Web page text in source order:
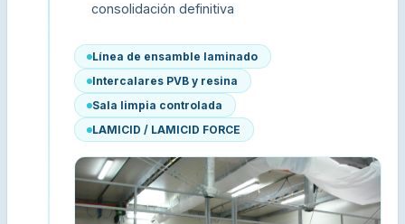
consolidación definitiva
Línea de ensamble laminado
Intercalares PVB y resina
Sala limpia controlada
LAMICID / LAMICID FORCE